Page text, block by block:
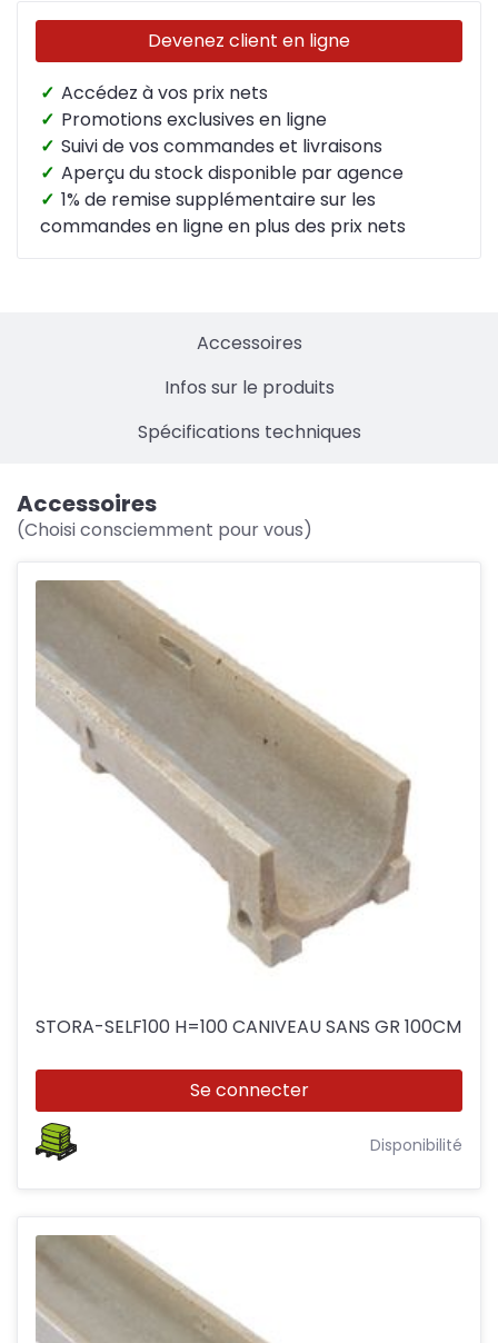
Devenez client en ligne
✓ Accédez à vos prix nets
✓ Promotions exclusives en ligne
✓ Suivi de vos commandes et livraisons
✓ Aperçu du stock disponible par agence
✓ 1% de remise supplémentaire sur les
commandes en ligne en plus des prix nets
Accessoires
Infos sur le produits
Spécifications techniques
Accessoires
(Choisi consciemment pour vous)
STORA-SELF100 H=100 CANIVEAU SANS GR 100CM
Se connecter
Disponibilité